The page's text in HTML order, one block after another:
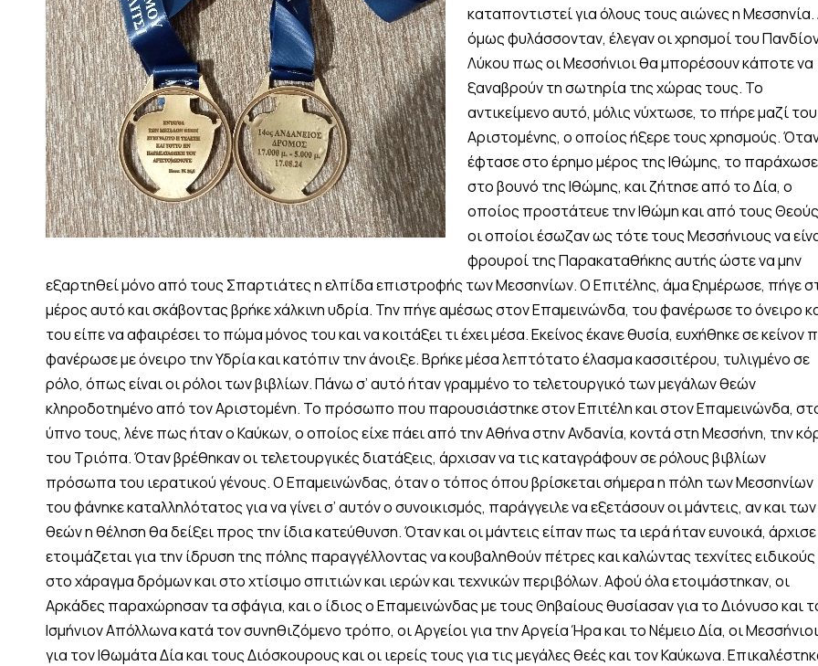
καταποντιστεί για όλους τους αιώνες η Μεσσηνία.
όμως φυλάσσονταν, έλεγαν οι χρησμοί του
Λύκου πως οι Μεσσήνιοι θα μπορέσουν κάποτε να
ξαναβρούν τη σωτηρία της χώρας τους. Το
αντικείμενο αυτό, μόλις νύχτωσε, το πήρε μαζί
Αριστομένης, ο οποίος ήξερε τους χρησμούς.
έφτασε στο έρημο μέρος της Ιθώμης, το παράχωσε
στο βουνό της Ιθώμης, και ζήτησε από το Δία, ο
οποίος προστάτευε την Ιθώμη και από τους
οι οποίοι έσωζαν ως τότε τους Μεσσήνιους να
φρουροί της Παρακαταθήκης αυτής ώστε να μην
εξαρτηθεί μόνο από τους Σπαρτιάτες η ελπίδα επιστροφής των Μεσσηνίων. Ο Επιτέλης, άμα ξημέρωσε, πήγε
μέρος αυτό και σκάβοντας βρήκε χάλκινη υδρία. Την πήγε αμέσως στον Επαμεινώνδα, του φανέρωσε το όνειρο
του είπε να αφαιρέσει το πώμα μόνος του και να κοιτάξει τι έχει μέσα. Εκείνος έκανε θυσία, ευχήθηκε σε κείνον
φανέρωσε με όνειρο την Υδρία και κατόπιν την άνοιξε. Βρήκε μέσα λεπτότατο έλασμα κασσιτέρου, τυλιγμένο σε
ρόλο, όπως είναι οι ρόλοι των βιβλίων. Πάνω σ’ αυτό ήταν γραμμένο το τελετουργικό των μεγάλων θεών
κληροδοτημένο από τον Αριστομένη. Το πρόσωπο που παρουσιάστηκε στον Επιτέλη και στον Επαμεινώνδα,
ύπνο τους, λένε πως ήταν ο Καύκων, ο οποίος είχε πάει από την Αθήνα στην Ανδανία, κοντά στη Μεσσήνη, την
του Τριόπα. Όταν βρέθηκαν οι τελετουργικές διατάξεις, άρχισαν να τις καταγράφουν σε ρόλους βιβλίων
πρόσωπα του ιερατικού γένους. Ο Επαμεινώνδας, όταν ο τόπος όπου βρίσκεται σήμερα η πόλη των Μεσσηνίων
του φάνηκε καταλληλότατος για να γίνει σ’ αυτόν ο συνοικισμός, παράγγειλε να εξετάσουν οι μάντεις, αν και των
θεών η θέληση θα δείξει προς την ίδια κατεύθυνση. Όταν και οι μάντεις είπαν πως τα ιερά ήταν ευνοικά,
ετοιμάζεται για την ίδρυση της πόλης παραγγέλλοντας να κουβαληθούν πέτρες και καλώντας τεχνίτες ειδικούς
στο χάραγμα δρόμων και στο χτίσιμο σπιτιών και ιερών και τεχνικών περιβόλων. Αφού όλα ετοιμάστηκαν, οι
Αρκάδες παραχώρησαν τα σφάγια, και ο ίδιος ο Επαμεινώνδας με τους Θηβαίους θυσίασαν για το Διόνυσο και
Ισμήνιον Απόλλωνα κατά τον συνηθιζόμενο τρόπο, οι Αργείοι για την Αργεία Ήρα και το Νέμειο Δία, οι Μεσσήνιοι
για τον Ιθωμάτα Δία και τους Διόσκουρους και οι ιερείς τους για τις μεγάλες θεές και τον Καύκωνα.